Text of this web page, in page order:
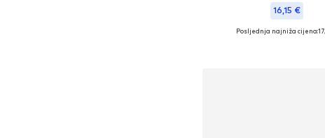
16,15 €
Dostupne veličine:
Posljednja najniža cijena: